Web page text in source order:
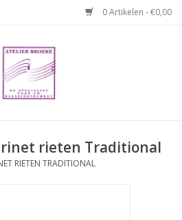
0 Artikelen - €0,00
rieten Traditional
RIETEN TRADITIONAL